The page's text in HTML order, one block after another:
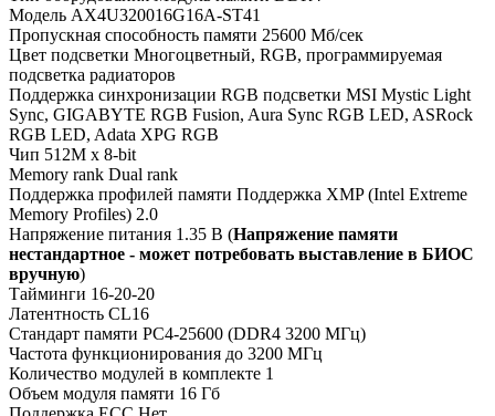
Модель AX4U320016G16A-ST41
Пропускная способность памяти 25600 Мб/сек
Цвет подсветки Многоцветный, RGB, программируемая
подсветка радиаторов
Поддержка синхронизации RGB подсветки MSI Mystic Light
Sync, GIGABYTE RGB Fusion, Aura Sync RGB LED, ASRock
RGB LED, Adata XPG RGB
Чип 512M x 8-bit
Memory rank Dual rank
Поддержка профилей памяти Поддержка XMP (Intel Extreme
Memory Profiles) 2.0
Напряжение питания 1.35 В (Напряжение памяти
нестандартное - может потребовать выставление в БИОС
вручную)
Тайминги 16-20-20
Латентность CL16
Стандарт памяти PC4-25600 (DDR4 3200 МГц)
Частота функционирования до 3200 МГц
Количество модулей в комплекте 1
Объем модуля памяти 16 Гб